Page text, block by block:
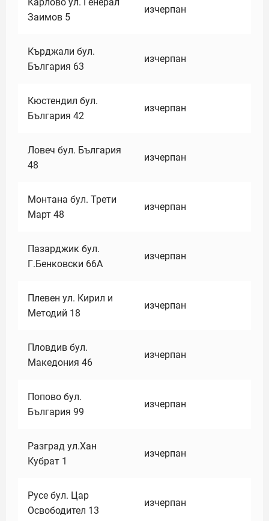
Заимов 5
изчерпан
Кърджали бул.
България 63
изчерпан
Кюстендил бул.
България 42
изчерпан
Ловеч бул. България
48
изчерпан
Монтана бул. Трети
Март 48
изчерпан
Пазарджик бул.
Г.Бенковски 66А
изчерпан
Плевен ул. Кирил и
Методий 18
изчерпан
Пловдив бул.
Македония 46
изчерпан
Попово бул.
България 99
изчерпан
Разград ул.Хан
Кубрат 1
изчерпан
Русе бул. Цар
Освободител 13
изчерпан